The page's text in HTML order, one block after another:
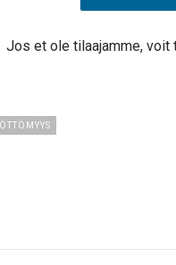
Jos et ole tilaajamme, voit